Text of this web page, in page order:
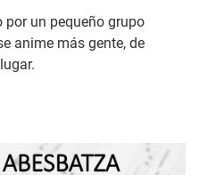
un pequeño grupo
anime más gente, de